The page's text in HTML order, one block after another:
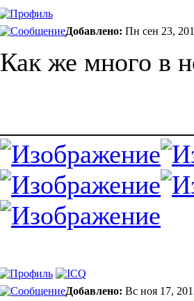
Добавлено: Пн сен 23,
Как же много в
Добавлено: Вс ноя 17,